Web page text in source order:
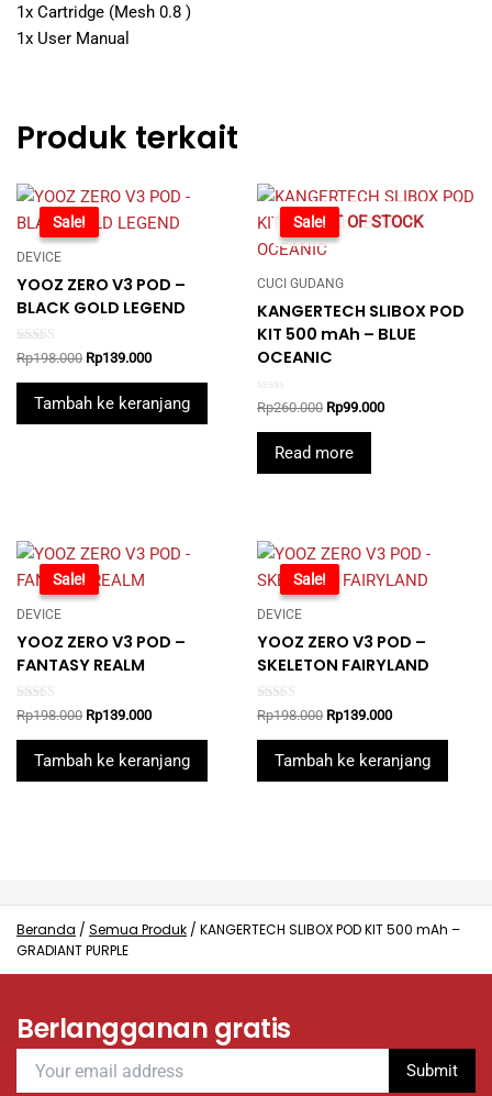
1x Cartridge (Mesh 0.8 )
1x User Manual
Produk terkait
-30%
Sale!
DEVICE
YOOZ ZERO V3 POD –
BLACK GOLD LEGEND
Rated
5.00
out of 5
Rp198.000 Original
was:
Rp198.000.
Rp139.000Current
is:
Rp139.000.
Tambah ke keranjang
-62%OUT OF STOCK
Sale!
CUCI GUDANG
KANGERTECH SLIBOX POD
KIT 500 mAh – BLUE
OCEANIC
Rated
0
out
Rp260.000 Original
Rp260.000.
Rp99.000Current
Read more
-30%
Sale!
DEVICE
YOOZ ZERO V3 POD –
FANTASY REALM
Rated
5.00
out of 5
Rp198.000 Original
was:
Rp198.000.
Rp139.000Current
is:
Rp139.000.
Tambah ke keranjang
-30%
Sale!
DEVICE
YOOZ ZERO V3 POD –
SKELETON FAIRYLAND
Rated
5.00
out of 5
Rp198.000 Original
was:
Rp198.000.
Rp139.000Current
is:
Rp139.000.
Tambah ke keranjang
Beranda / Semua Produk / KANGERTECH SLIBOX POD KIT 500 mAh –
GRADIANT PURPLE
Berlangganan gratis